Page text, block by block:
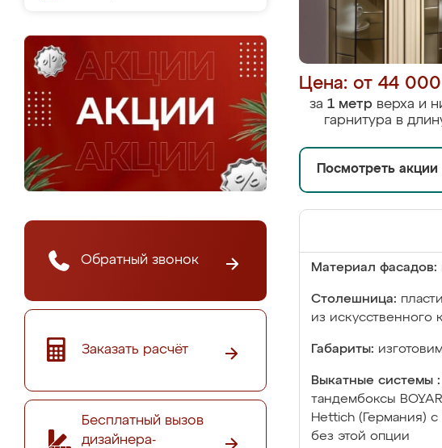
Обратный звонок
Заказать расчёт
Бесплатный вызов
дизайнера-
Цена: от 44
за 1 метр верха и
гарнитура в
Посмотреть
Материал фасадов:
Столешница:
из искусственного
Габариты:
Выкатные системы :
тандембоксы
Hettich (Германия)
без этой опции